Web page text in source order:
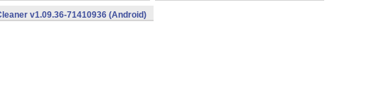
v1.09.36-71410936 (Android)